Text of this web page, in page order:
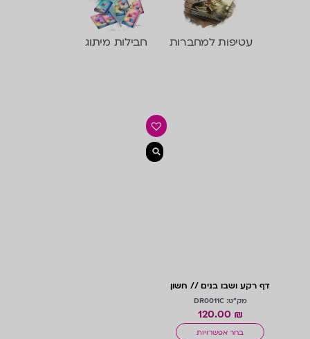
עטיפות למחברות חבילות מיתוג
דף רקע ושבו בנים // חשון
מק"ט: DR0011C
₪
120.00
בחר אפשרויות